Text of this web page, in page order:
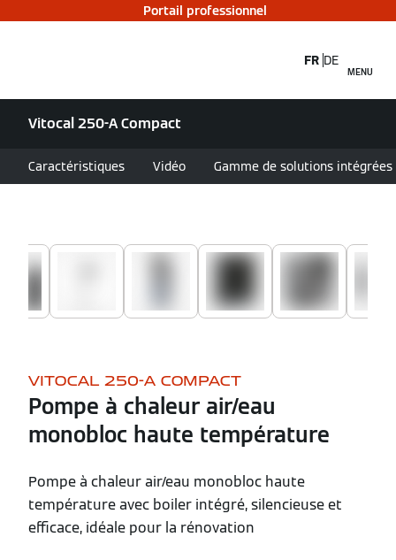
Portail professionnel
MENU
FR DE
Vitocal 250-A Compact
Caractéristiques Vidéo Gamme de solutions intégrées
VITOCAL 250-A COMPACT
Pompe à chaleur air/eau
monobloc haute température
Pompe à chaleur air/eau monobloc haute
température avec boiler intégré, silencieuse et
efficace, idéale pour la rénovation